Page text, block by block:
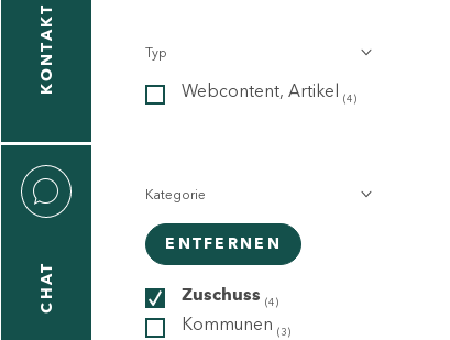
KONTAKT
CHAT
Typ
Webcontent, Artikel (4)
Kategorie
ENTFERNEN
Zuschuss (4)
Kommunen (3)